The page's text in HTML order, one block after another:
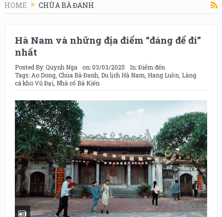
HOME CHÙA BÀ ĐANH
Hà Nam và những địa điểm “đáng để đi”
nhất
Posted By:Quynh Nga on:03/03/2025 In:Điểm đến
Tags: Ao Dong, Chùa Bà Đanh Du lịch Hà Nam Hang Luồn Làng
cá kho Vũ Đại Nhà cổ Bá Kiến